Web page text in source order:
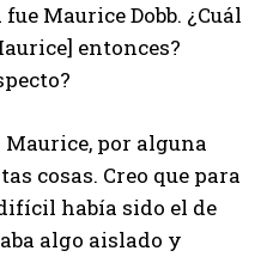
Maurice Dobb. ¿Cuál
entonces?
por alguna
cosas. Creo que para
había sido el de
algo aislado y